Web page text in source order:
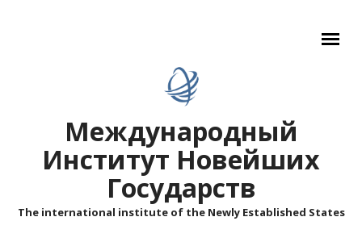
Международный
Институт Новейших
Государств
The international institute of the Newly Established States